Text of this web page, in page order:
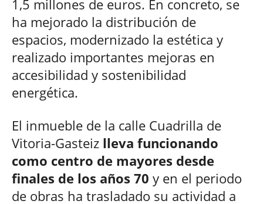
1,5 millones de euros. En concreto, se
ha mejorado la distribución de
espacios, modernizado la estética y
realizado importantes mejoras en
accesibilidad y sostenibilidad
energética.
El inmueble de la calle Cuadrilla de
Vitoria-Gasteiz lleva funcionando
como centro de mayores desde
finales de los años 70 y en el periodo
de obras ha trasladado su actividad a